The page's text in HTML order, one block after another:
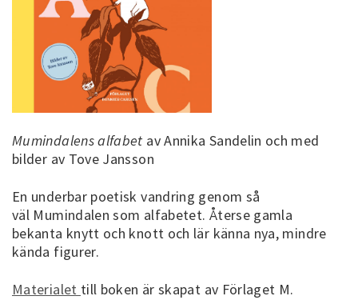
Mumindalens alfabet av Annika Sandelin och med
bilder av Tove Jansson
En underbar poetisk vandring genom så
väl Mumindalen som alfabetet. Återse gamla
bekanta knytt och knott och lär känna nya, mindre
kända figurer.
Materialet till boken är skapat av Förlaget M.